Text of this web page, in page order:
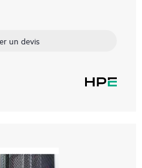
un devis